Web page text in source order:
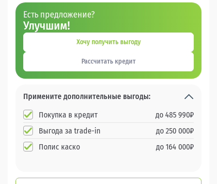
Есть предложение?
Улучшим!
Хочу получить выгоду
Рассчитать кредит
Примените дополнительные выгоды:
Покупка в кредит
до 485 990₽
Выгода за trade-in
до 250 000₽
Полис каско
до 164 000₽